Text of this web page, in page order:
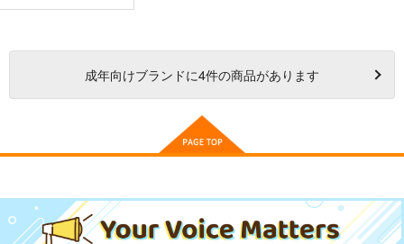
成年向けブランドに4件の商品があります